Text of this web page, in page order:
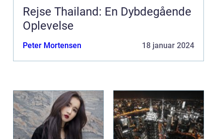
Rejse Thailand: En Dybdegående
Oplevelse
Peter Mortensen 18 januar 2024